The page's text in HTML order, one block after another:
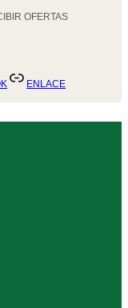
OFERTAS
ENLACE